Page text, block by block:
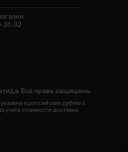
Все права защищены.
в российских рублях с
учета стоимости доставки.
31-32